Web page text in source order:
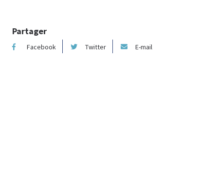
Partager
Facebook Twitter E-mail